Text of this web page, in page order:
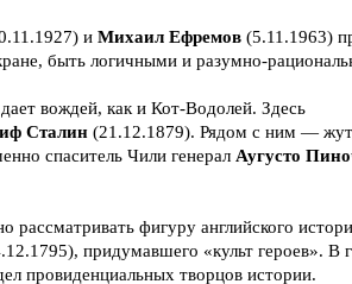
и Михаил Ефремов (5.11.1963)
быть логичными и разумно-
вождей, как и Кот-Водолей. Здесь
Сталин (21.12.1879). Рядом с ним —
спаситель Чили генерал Аугусто
рассматривать фигуру английского
придумавшего «культ героев». В
провиденциальных творцов истории.